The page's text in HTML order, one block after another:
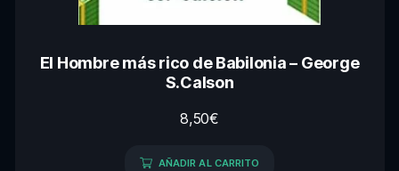
El Hombre más rico de Babilonia – George
S.Calson
8,50€
AÑADIR AL CARRITO